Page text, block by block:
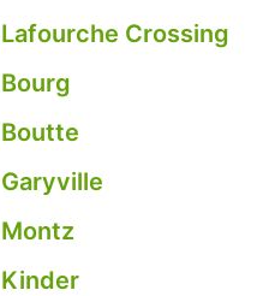
Lafourche Crossing
Bourg
Boutte
Garyville
Montz
Kinder